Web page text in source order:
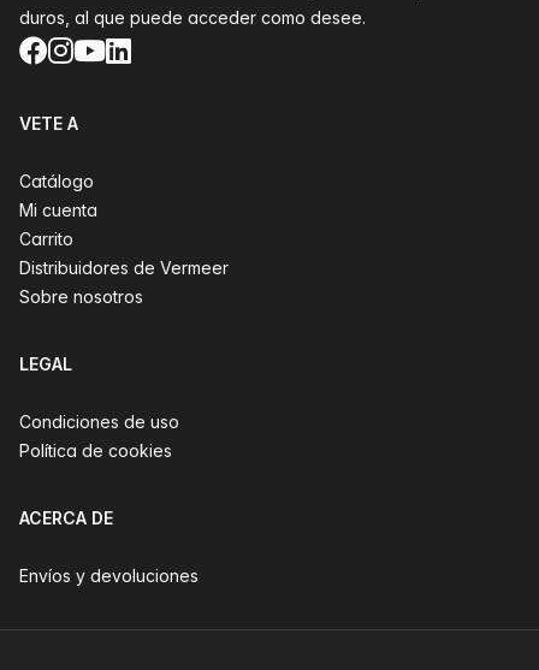
duros, al que puede acceder como desee.
Facebook
Instagram
YouTube
LinkedIn
VETE A
Catálogo
Mi cuenta
Carrito
Distribuidores de Vermeer
Sobre nosotros
LEGAL
Condiciones de uso
Política de cookies
ACERCA DE
Envíos y devoluciones